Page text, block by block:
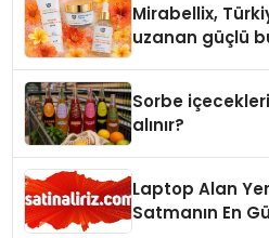
Mirabellix,
uzanan güçlü
Sorbe
alınır?
Laptop Alan
Satmanın En